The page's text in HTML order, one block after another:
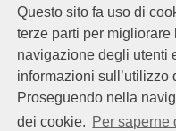
Questo sito fa uso di
terze parti per migliorare
navigazione degli utenti
informazioni sull’utilizzo
Proseguendo nella
dei cookie. Per saperne
anale a causa
abbondanti o
causano sono:
dolore forte
improvviso e
pochi minuti;
medicazione
pelvica
sindrome
1 1 1 1 1 Rating 2.73
© 2018ISSalute - Sito